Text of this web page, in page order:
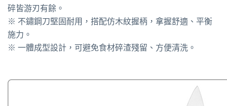
碎皆游刃有餘。
※ 不鏽鋼刀堅固耐用，搭配仿木紋握柄，拿握舒適、平衡
施力。
※ 一體成型設計，可避免食材碎渣殘留、方便清洗。